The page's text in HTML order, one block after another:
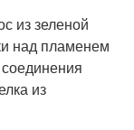
из зеленой
над пламенем
из